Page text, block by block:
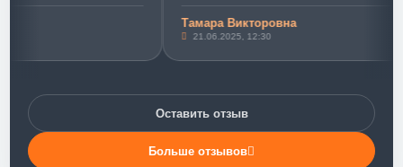
слониках»)))
уровня
мощного
было. Тренинг
с
Тамара Викторовна
21.06.2025, 12:30
Оставить отзыв
Больше отзывов